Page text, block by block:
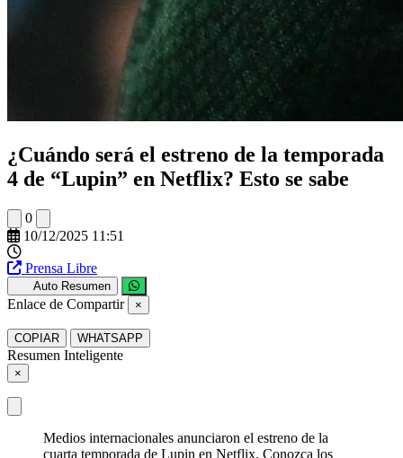
¿Cuándo será el estreno de la temporada
4 de “Lupin” en Netflix? Esto se sabe
0
10/12/2025 11:51
Prensa Libre
Auto Resumen
Enlace de Compartir ×
COPIAR WHATSAPP
Resumen Inteligente
×
Medios internacionales anunciaron el estreno de la
cuarta temporada de Lupin en Netflix. Conozca los